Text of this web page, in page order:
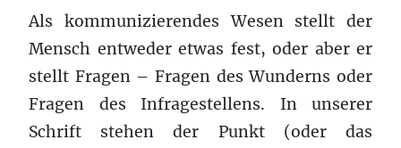
Als kommunizierendes Wesen stellt der
Mensch entweder etwas fest, oder aber er
stellt Fragen – Fragen des Wunderns oder
Fragen des Infragestellens. In unserer
Schrift stehen der Punkt (oder das